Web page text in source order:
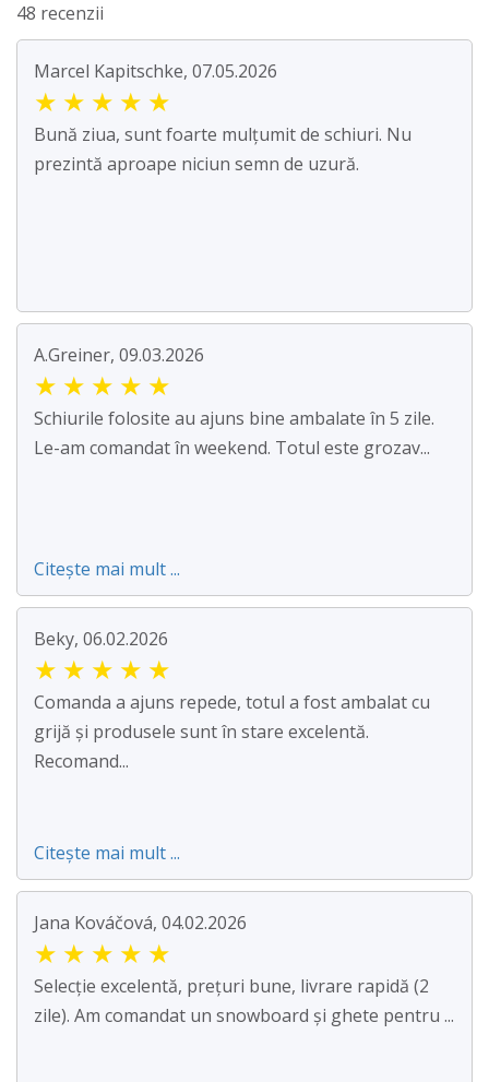
48 recenzii
Marcel Kapitschke, 07.05.2026
★ ★ ★ ★ ★
Bună ziua, sunt foarte mulțumit de schiuri. Nu
prezintă aproape niciun semn de uzură.
A.Greiner, 09.03.2026
★ ★ ★ ★ ★
Schiurile folosite au ajuns bine ambalate în 5 zile.
Le-am comandat în weekend. Totul este grozav...
Citește mai mult ...
Beky, 06.02.2026
★ ★ ★ ★ ★
Comanda a ajuns repede, totul a fost ambalat cu
grijă și produsele sunt în stare excelentă.
Recomand...
Citește mai mult ...
Jana Kováčová, 04.02.2026
★ ★ ★ ★ ★
Selecție excelentă, prețuri bune, livrare rapidă (2
zile). Am comandat un snowboard și ghete pentru ...